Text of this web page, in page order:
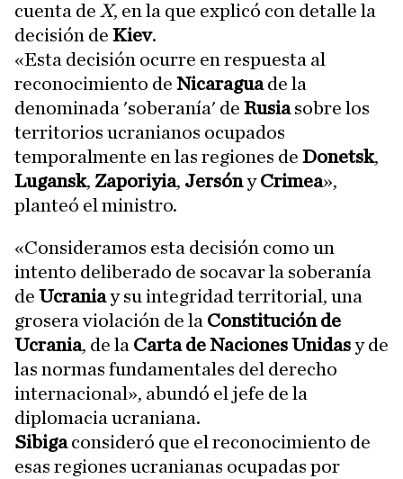
cuenta de X, en la que explicó con detalle la
decisión de Kiev.
«Esta decisión ocurre en respuesta al
reconocimiento de Nicaraguade la
denominada 'soberanía' de Rusiasobre los
territorios ucranianos ocupados
temporalmente en las regiones de Donetsk,
Lugansk, Zaporiyia, JersónyCrimea»,
planteó el ministro.
«Consideramos esta decisión como un
intento deliberado de socavar la soberanía
de Ucraniay su integridad territorial, una
grosera violación de la Constitución de
Ucrania, de la Carta de Naciones Unidasy de
las normas fundamentales del derecho
internacional», abundó el jefe de la
diplomacia ucraniana.
Sibigaconsideró que el reconocimiento de
esas regiones ucranianas ocupadas por